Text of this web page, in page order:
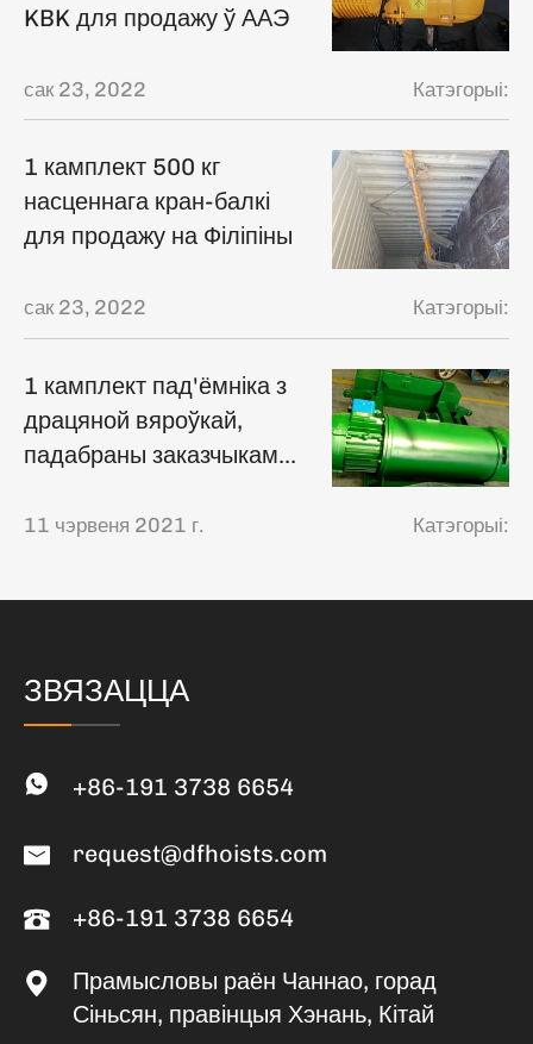
KBK для продажу ў ААЭ
сак 23, 2022 Катэгорыі:
1 камплект 500 кг
насценнага кран-балкі
для продажу на Філіпіны
сак 23, 2022 Катэгорыі:
1 камплект пад'ёмніка з
драцяной вяроўкай,
падабраны заказчыкам
11 чэрвеня 2021 г. Катэгорыі:
ЗВЯЗАЦЦА
+86-191 3738 6654
request@dfhoists.com
+86-191 3738 6654
Прамысловы раён Чаннао, горад
Сіньсян, правінцыя Хэнань, Кітай